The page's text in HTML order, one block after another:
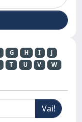
G H I
J
T U V
W